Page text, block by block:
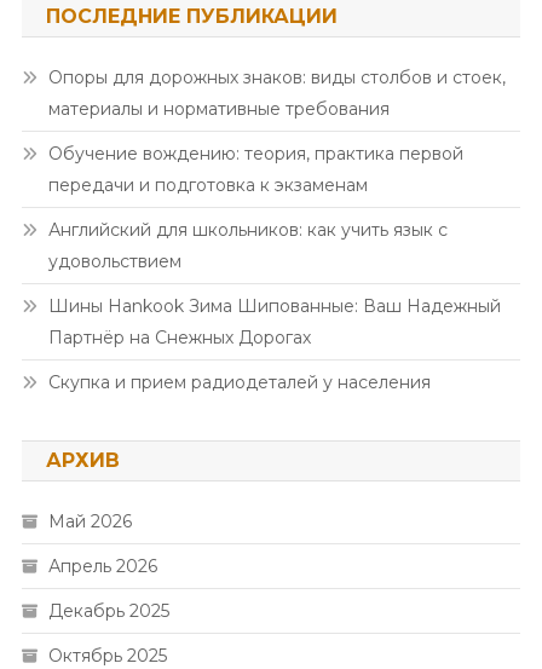
ПОСЛЕДНИЕ ПУБЛИКАЦИИ
Опоры для дорожных знаков: виды столбов и стоек,
материалы и нормативные требования
Обучение вождению: теория, практика первой
передачи и подготовка к экзаменам
Английский для школьников: как учить язык с
удовольствием
Шины Hankook Зима Шипованные: Ваш Надежный
Партнёр на Снежных Дорогах
Скупка и прием радиодеталей у населения
АРХИВ
Май 2026
Апрель 2026
Декабрь 2025
Октябрь 2025